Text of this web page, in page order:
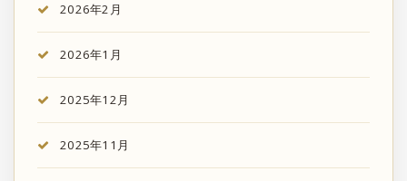
2026年2月
2026年1月
2025年12月
2025年11月